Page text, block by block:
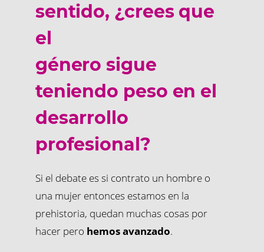
sentido, ¿crees que
el
género sigue
teniendo peso en el
desarrollo
profesional?
Si el debate es si contrato un hombre o
una mujer entonces estamos en la
prehistoria, quedan muchas cosas por
hacer pero hemos avanzado.